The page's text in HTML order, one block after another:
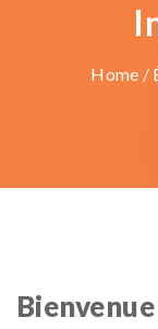
Home /